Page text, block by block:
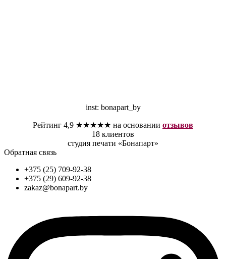
inst: bonapart_by
Рейтинг 4,9 ★★★★★ на основании отзывов
18 клиентов
студия печати «Бонапарт»
Обратная связь
+375 (25) 709-92-38
+375 (29) 609-92-38
zakaz@bonapart.by